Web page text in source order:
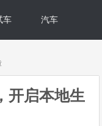
车 汽车
开启本地生